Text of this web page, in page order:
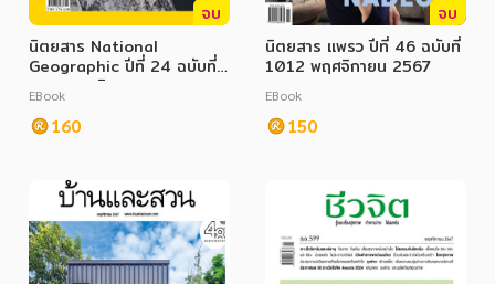
จบ
นิตยสาร National
Geographic ปีที่ 24 ฉบับที่
280 พฤศจิกายน 2567
EBook
160
จบ
นิตยสาร แพรว ปีที่ 46 ฉบับที่
1012 พฤศจิกายน 2567
EBook
150